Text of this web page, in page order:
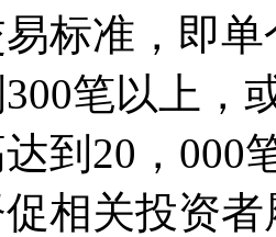
标准，即
笔以上，
到20，000
相关投资